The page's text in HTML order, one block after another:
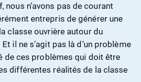
nous n’avons pas de courant
entrepris de générer une
classe ouvrière autour du
il ne s’agit pas là d’un problème
de ces problèmes qui doit être
différentes réalités de la classe